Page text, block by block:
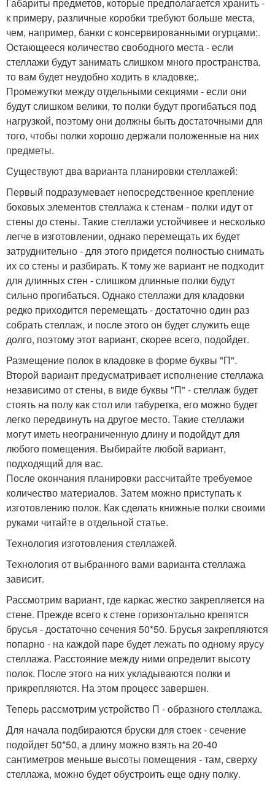
Габариты предметов, которые предполагается хранить -
к примеру, различные коробки требуют больше места,
чем, например, банки с консервированными огурцами;.
Остающееся количество свободного места - если
стеллажи будут занимать слишком много пространства,
то вам будет неудобно ходить в кладовке;.
Промежутки между отдельными секциями - если они
будут слишком велики, то полки будут прогибаться под
нагрузкой, поэтому они должны быть достаточными для
того, чтобы полки хорошо держали положенные на них
предметы.
Существуют два варианта планировки стеллажей:
Первый подразумевает непосредственное крепление
боковых элементов стеллажа к стенам - полки идут от
стены до стены. Такие стеллажи устойчивее и несколько
легче в изготовлении, однако перемещать их будет
затруднительно - для этого придется полностью снимать
их со стены и разбирать. К тому же вариант не подходит
для длинных стен - слишком длинные полки будут
сильно прогибаться. Однако стеллажи для кладовки
редко приходится перемещать - достаточно один раз
собрать стеллаж, и после этого он будет служить еще
долго, поэтому этот вариант, скорее всего, подойдет.
Размещение полок в кладовке в форме буквы "П".
Второй вариант предусматривает исполнение стеллажа
независимо от стены, в виде буквы "П" - стеллаж будет
стоять на полу как стол или табуретка, его можно будет
легко передвинуть на другое место. Такие стеллажи
могут иметь неограниченную длину и подойдут для
любого помещения. Выбирайте любой вариант,
подходящий для вас.
После окончания планировки рассчитайте требуемое
количество материалов. Затем можно приступать к
изготовлению полок. Как сделать книжные полки своими
руками читайте в отдельной статье.
Технология изготовления стеллажей.
Технология от выбранного вами варианта стеллажа
зависит.
Рассмотрим вариант, где каркас жестко закрепляется на
стене. Прежде всего к стене горизонтально крепятся
брусья - достаточно сечения 50*50. Брусья закрепляются
попарно - на каждой паре будет лежать по одному ярусу
стеллажа. Расстояние между ними определит высоту
полок. После этого на них укладываются полки и
прикрепляются. На этом процесс завершен.
Теперь рассмотрим устройство П - образного стеллажа.
Для начала подбираются бруски для стоек - сечение
подойдет 50*50, а длину можно взять на 20-40
сантиметров меньше высоты помещения - там, сверху
стеллажа, можно будет обустроить еще одну полку.